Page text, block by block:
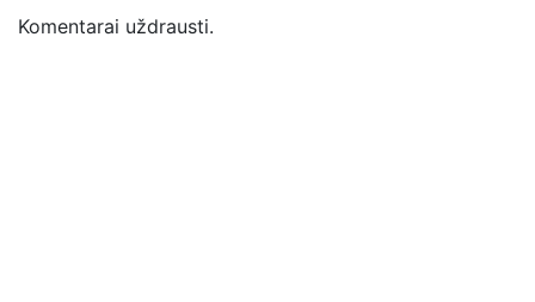
Komentarai uždrausti.